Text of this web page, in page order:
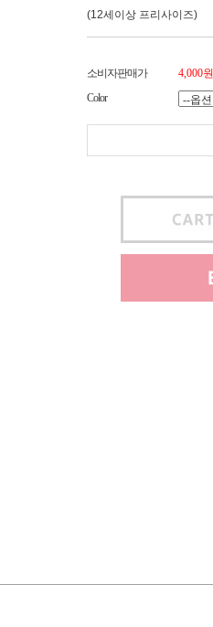
(12세이상 프리사이즈)
소비자판매가
4,000원
Color